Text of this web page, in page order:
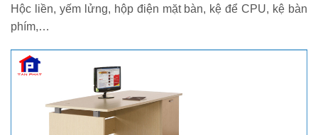
Hộc liền, yếm lửng, hộp điện mặt bàn, kệ để CPU, kệ bàn
phím,…